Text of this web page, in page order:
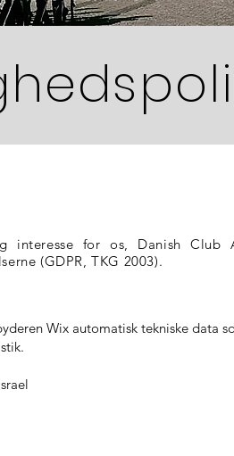
for os, Danish Club
(GDPR, TKG 2003).
Wix automatisk tekniske data